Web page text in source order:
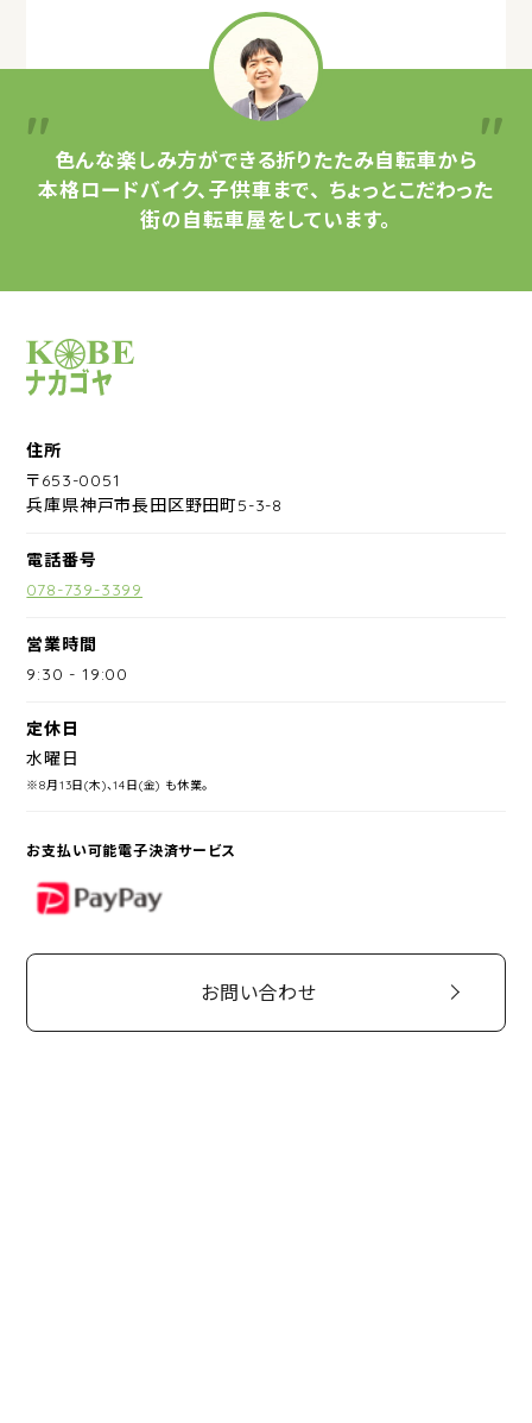
色んな楽しみ方ができる折りたたみ自転車から
本格ロードバイク、子供車まで、 ちょっとこだわった
街の自転車屋をしています。
サイクルショップナカゴヤ
住所
〒653-0051
兵庫県神戸市長田区野田町5-3-8
電話番号
078-739-3399
営業時間
9:30 -19:00
定休日
水曜日
※8月13日(木)、14日(金) も休業。
お支払い可能電子決済サービス
PayPay
お問い合わせ